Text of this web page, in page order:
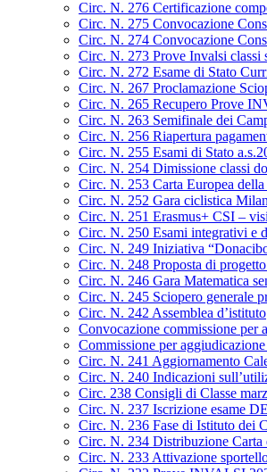
Circ. N. 276 Certificazione
Circ. N. 275 Convocazione
Circ. N. 274 Convocazione
Circ. N. 273 Prove Invalsi classi
Circ. N. 272 Esame di Stato
Circ. N. 267 Proclamazione
Circ. N. 265 Recupero Prove
Circ. N. 263 Semifinale dei
Circ. N. 256 Riapertura
Circ. N. 255 Esami di Stato
Circ. N. 254 Dimissione classi
Circ. N. 253 Carta Europea
Circ. N. 252 Gara ciclistica
Circ. N. 251 Erasmus+ CSI –
Circ. N. 250 Esami integrativi e
Circ. N. 249 Iniziativa
Circ. N. 248 Proposta di
Circ. N. 246 Gara Matematica
Circ. N. 245 Sciopero generale
Circ. N. 242 Assemblea d’istituto
Convocazione commissione per
Commissione per
Circ. N. 241 Aggiornamento
Circ. N. 240 Indicazioni
Circ. 238 Consigli di Classe
Circ. N. 237 Iscrizione esame
Circ. N. 236 Fase di Istituto dei
Circ. N. 234 Distribuzione Carta
Circ. N. 233 Attivazione